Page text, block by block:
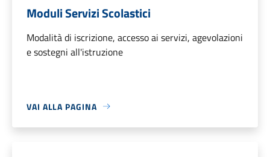
Moduli Servizi Scolastici
Modalità di iscrizione, accesso ai servizi, agevolazioni
e sostegni all'istruzione
VAI ALLA PAGINA